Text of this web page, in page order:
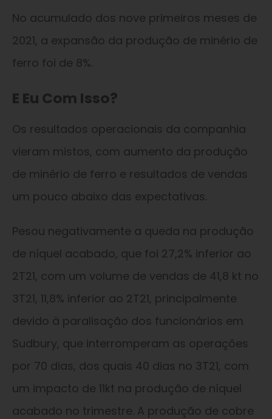
No acumulado dos nove primeiros meses de
2021, a expansão da produção de minério de
ferro foi de 8%.
E Eu Com Isso?
Os resultados operacionais da companhia
vieram mistos, com aumento da produção
de minério de ferro e resultados de vendas
um pouco abaixo das expectativas.
Pesou negativamente a queda na produção
de níquel acabado, que foi 27,2% inferior ao
2T21, com um volume de vendas de 41,8 kt no
3T21, 11,8% inferior ao 2T21, principalmente
devido à paralisação dos funcionários em
Sudbury, que interromperam as operações
por 70 dias, dos quais 40 dias no 3T21, com
um impacto de 11kt na produção de níquel
acabado no trimestre. A produção de cobre